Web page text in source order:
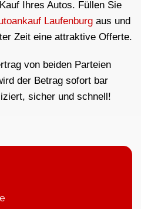
Ihres Autos. Füllen Sie
Laufenburg aus und
Zeit eine attraktive Offerte.
von beiden Parteien
der Betrag sofort bar
sicher und schnell!